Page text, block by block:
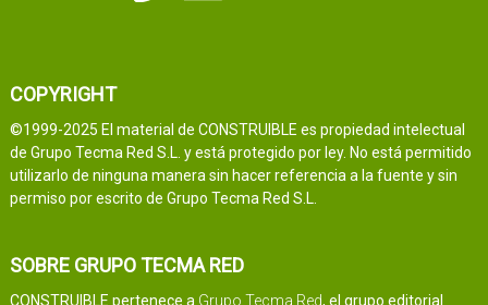
COPYRIGHT
©1999-2025 El material de CONSTRUIBLE es propiedad intelectual
de Grupo Tecma Red S.L. y está protegido por ley. No está permitido
utilizarlo de ninguna manera sin hacer referencia a la fuente y sin
permiso por escrito de Grupo Tecma Red S.L.
SOBRE GRUPO TECMA RED
CONSTRUIBLE pertenece a Grupo Tecma Red, el grupo editorial